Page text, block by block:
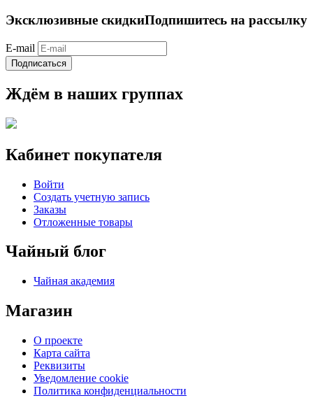
Эксклюзивные скидкиПодпишитесь на рассылку
E-mail
Подписаться
Ждём в наших группах
Кабинет покупателя
Войти
Создать учетную запись
Заказы
Отложенные товары
Чайный блог
Чайная академия
Магазин
О проекте
Карта сайта
Реквизиты
Уведомление cookie
Политика конфиденциальности